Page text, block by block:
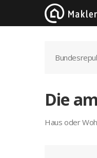
Die
Haus oder